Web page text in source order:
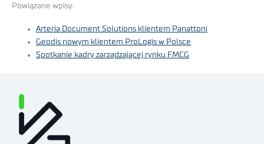
Powiązane wpisy:
Arteria Document Solutions klientem Panattoni
Geodis nowym klientem ProLogis w Polsce
Spotkanie kadry zarządzającej rynku FMCG